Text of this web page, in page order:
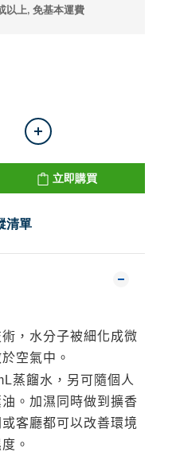
以上, 免基本運費
立即購買
清單
，水分子被細化成微
空氣中。
蒸餾水，另可隨個人
。加濕同時做到擴香
客廳都可以改善環境
。